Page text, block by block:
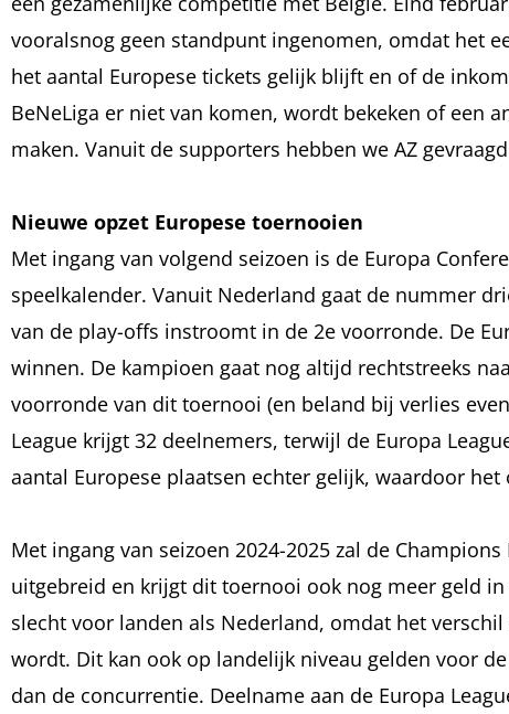
vooralsnog geen standpunt ingenomen, omdat het
het aantal Europese tickets gelijk blijft en of de
BeNeLiga er niet van komen, wordt bekeken of een
maken. Vanuit de supporters hebben we AZ
Nieuwe opzet Europese toernooien
Met ingang van volgend seizoen is de Europa
speelkalender. Vanuit Nederland gaat de nummer
van de play-offs instroomt in de 2e voorronde. De
winnen. De kampioen gaat nog altijd rechtstreeks
voorronde van dit toernooi (en beland bij verlies
League krijgt 32 deelnemers, terwijl de Europa
aantal Europese plaatsen echter gelijk, waardoor
Met ingang van seizoen 2024-2025 zal de
uitgebreid en krijgt dit toernooi ook nog meer geld
slecht voor landen als Nederland, omdat het
wordt. Dit kan ook op landelijk niveau gelden voor
dan de concurrentie. Deelname aan de Europa